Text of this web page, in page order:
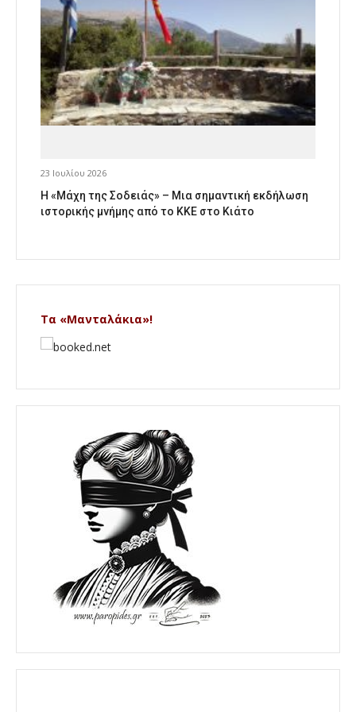
23 Ιουλίου 2026
Η «Μάχη της Σοδειάς» – Μια σημαντική εκδήλωση
ιστορικής μνήμης από το ΚΚΕ στο Κιάτο
Τα «Μανταλάκια»!